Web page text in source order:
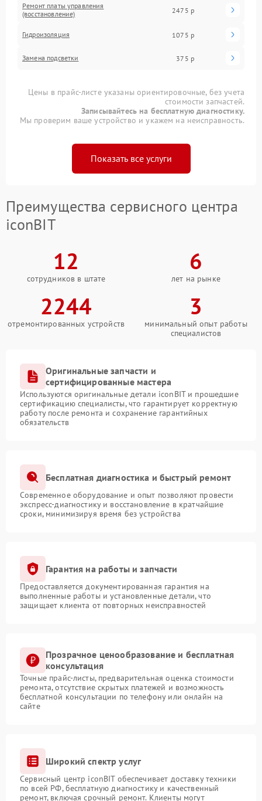
Ремонт платы управления
(восстановление)
2475 р
Гидроизоляция 1075 р
Замена подсветки 375 р
Цены в прайс-листе указаны ориентировочные, без учета
стоимости запчастей.
Записывайтесь на бесплатную диагностику.
Мы проверим ваше устройство и укажем на неисправность.
Показать все услуги
Преимущества сервисного центра
iconBIT
12
сотрудников в штате
6
лет на рынке
2244
отремонтированных устройств
3
минимальный опыт работы
специалистов
Оригинальные запчасти и
сертифицированные мастера
Используются оригинальные детали iconBIT и прошедшие
сертификацию специалисты, что гарантирует корректную
работу после ремонта и сохранение гарантийных
обязательств
Бесплатная диагностика и быстрый ремонт
Современное оборудование и опыт позволяют провести
экспресс-диагностику и восстановление в кратчайшие
сроки, минимизируя время без устройства
Гарантия на работы и запчасти
Предоставляется документированная гарантия на
выполненные работы и установленные детали, что
защищает клиента от повторных неисправностей
Прозрачное ценообразование и бесплатная
консультация
Точные прайс-листы, предварительная оценка стоимости
ремонта, отсутствие скрытых платежей и возможность
бесплатной консультации по телефону или онлайн на
сайте
Широкий спектр услуг
Сервисный центр iconBIT обеспечивает доставку техники
по всей РФ, бесплатную диагностику и качественный
ремонт, включая срочный ремонт. Клиенты могут